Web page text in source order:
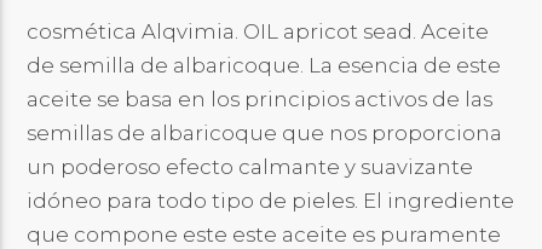
cosmética Alqvimia. OIL apricot sead. Aceite
de semilla de albaricoque. La esencia de este
aceite se basa en los principios activos de las
semillas de albaricoque que nos proporciona
un poderoso efecto calmante y suavizante
idóneo para todo tipo de pieles. El ingrediente
que compone este este aceite es puramente